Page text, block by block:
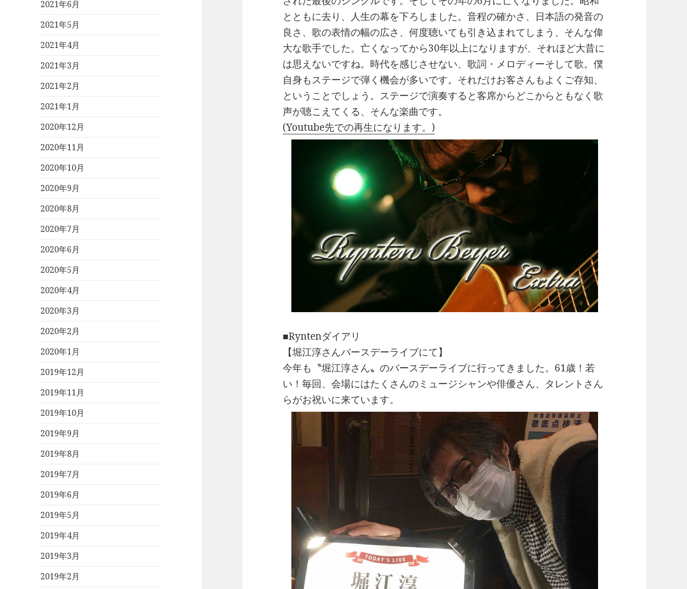
2021年6月
2021年5月
2021年4月
2021年3月
2021年2月
2021年1月
2020年12月
2020年11月
2020年10月
2020年9月
2020年8月
2020年7月
2020年6月
2020年5月
2020年4月
2020年3月
2020年2月
2020年1月
2019年12月
2019年11月
2019年10月
2019年9月
2019年8月
2019年7月
2019年6月
2019年5月
2019年4月
2019年3月
2019年2月
とともに去り、人生の幕を下ろしました。音程の確かさ、日本語の発音の
良さ、歌の表情の幅の広さ、何度聴いても引き込まれてしまう、そんな偉
大な歌手でした。亡くなってから30年以上になりますが、それほど大昔に
は思えないですね。時代を感じさせない、歌詞・メロディーそして歌。僕
自身もステージで弾く機会が多いです。それだけお客さんもよくご存知、
ということでしょう。ステージで演奏すると客席からどこからともなく歌
声が聴こえてくる、そんな楽曲です。
(Youtube先での再生になります。)
■Ryntenダイアリ
【堀江淳さんバースデーライブにて】
今年も〝堀江淳さん〟のバースデーライブに行ってきました。61歳！若
い！毎回、会場にはたくさんのミュージシャンや俳優さん、タレントさん
らがお祝いに来ています。